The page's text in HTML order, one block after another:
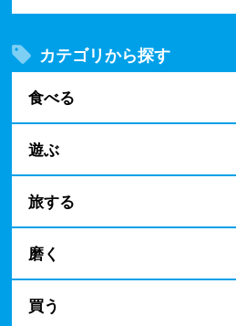
カテゴリから探す
食べる
遊ぶ
旅する
磨く
買う